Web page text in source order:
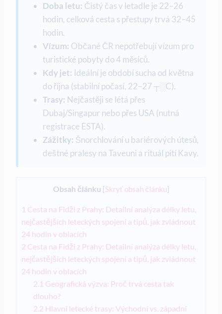
Doba letu: Čistý čas v letadle je 22–26
hodin, celková cesta s přestupy trvá 32–45
hodin.
Vízum: Občané ČR nepotřebují vízum pro
turistické pobyty do 4 měsíců.
Kdy jet: Ideální je období sucha od května
do října (stabilní počasí, 22–27 ┬░C).
Trasy: Nejčastěji se létá přes
Dubaj/Singapur nebo přes USA (nutná
registrace ESTA).
Zážitky: Šnorchlování u bariérových útesů,
deštné pralesy na Taveuni a rituál pití Kavy.
Obsah článku [Skryť obsah článku]
1 Cesta na Fidži z Prahy: Detailní analýza délky letu,
nejčastějších leteckých spojení a tipů, jak zvládnout
24 hodin v oblacích
2 Cesta na Fidži z Prahy: Detailní analýza délky letu,
nejčastějších leteckých spojení a tipů, jak zvládnout
24 hodin v oblacích
2.1 Geografická výzva: Proč trvá cesta tak
dlouho?
2.2 Hlavní letecké trasy: Východní vs. západní